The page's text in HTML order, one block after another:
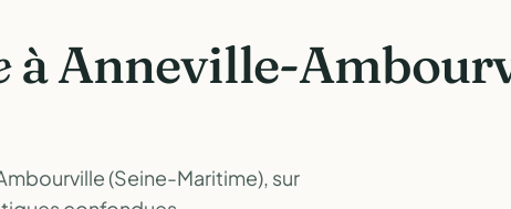
à Anneville-
(Seine-Maritime), sur